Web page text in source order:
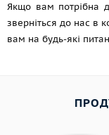
Якщо вам потрібна
зверніться до нас в
вам на будь-які